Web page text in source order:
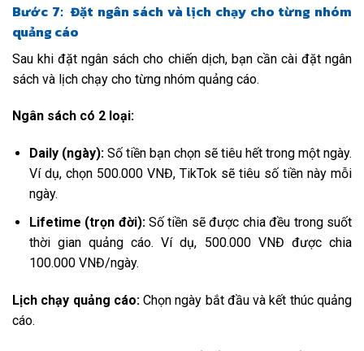
Bước 7: Đặt ngân sách và lịch chạy cho từng nhóm
quảng cáo
Sau khi đặt ngân sách cho chiến dịch, bạn cần cài đặt ngân
sách và lịch chạy cho từng nhóm quảng cáo.
Ngân sách có 2 loại:
Daily (ngày):Số tiền bạn chọn sẽ tiêu hết trong một ngày.
Ví dụ, chọn 500.000 VNĐ, TikTok sẽ tiêu số tiền này mỗi
ngày.
Lifetime (trọn đời):Số tiền sẽ được chia đều trong suốt
thời gian quảng cáo. Ví dụ, 500.000 VNĐ được chia
100.000 VNĐ/ngày.
Lịch chạy quảng cáo:Chọn ngày bắt đầu và kết thúc quảng
cáo.